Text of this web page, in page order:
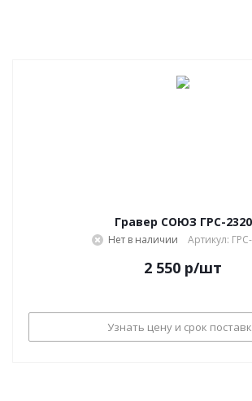
Гравер СОЮЗ ГРС-2320
Нет в наличии Артикул:
2 550 р/шт
Узнать цену и срок